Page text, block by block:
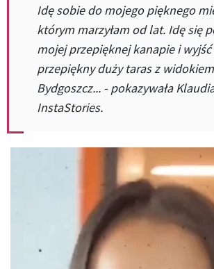
Idę sobie do mojego pięknego
którym marzyłam od lat. Idę się
mojej przepięknej kanapie i
przepiękny duży taras z
Bydgoszcz... - pokazywała
InstaStories.